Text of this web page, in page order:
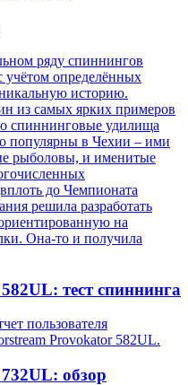
ряду спиннингов
учётом определённых
историю.
из самых ярких примеров
спиннинговые удилища
популярны в Чехии – ими
рыболовы, и именитые
до Чемпионата
решила разработать
на
Она-то и получила
тест спиннинга
пользователя
Provokator 582UL.
обзор